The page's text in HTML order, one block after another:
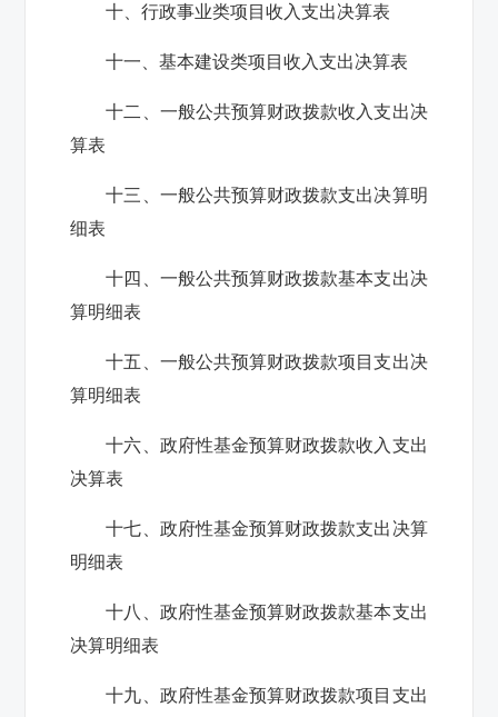
十、行政事业类项目收入支出决算表
十一、基本建设类项目收入支出决算表
十二、一般公共预算财政拨款收入支出决
算表
十三、一般公共预算财政拨款支出决算明
细表
十四、一般公共预算财政拨款基本支出决
算明细表
十五、一般公共预算财政拨款项目支出决
算明细表
十六、政府性基金预算财政拨款收入支出
决算表
十七、政府性基金预算财政拨款支出决算
明细表
十八、政府性基金预算财政拨款基本支出
决算明细表
十九、政府性基金预算财政拨款项目支出